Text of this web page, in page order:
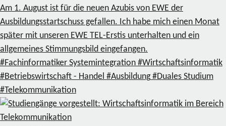
Am 1. August ist für die neuen Azubis von EWE der
Ausbildungsstartschuss gefallen. Ich habe mich einen Monat
später mit unseren EWE TEL-Erstis unterhalten und ein
allgemeines Stimmungsbild eingefangen.
#Fachinformatiker Systemintegration #Wirtschaftsinformatik
#Betriebswirtschaft - Handel #Ausbildung #Duales Studium
#Telekommunikation